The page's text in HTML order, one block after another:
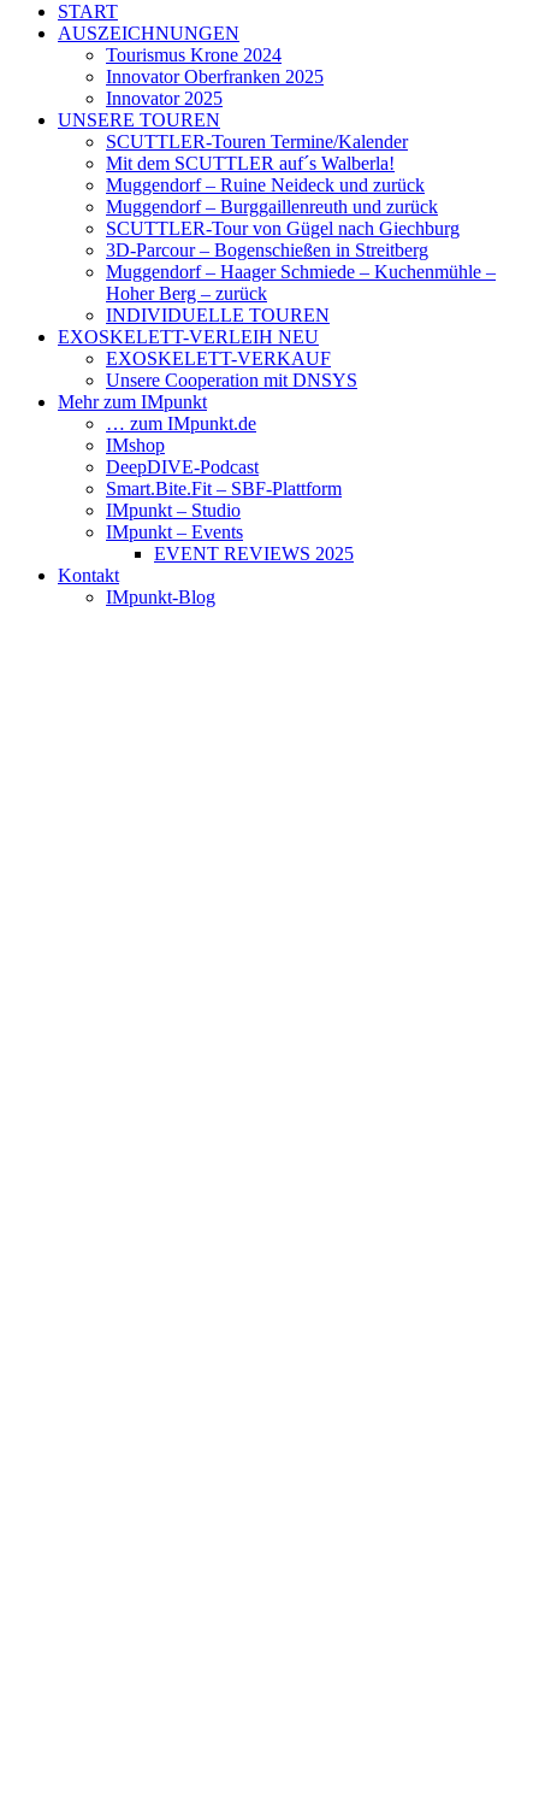
START
AUSZEICHNUNGEN
Tourismus Krone 2024
Innovator Oberfranken 2025
Innovator 2025
UNSERE TOUREN
SCUTTLER-Touren Termine/Kalender
Mit dem SCUTTLER auf´s Walberla!
Muggendorf – Ruine Neideck und zurück
Muggendorf – Burggaillenreuth und zurück
SCUTTLER-Tour von Gügel nach Giechburg
3D-Parcour – Bogenschießen in Streitberg
Muggendorf – Haager Schmiede – Kuchenmühle –
Hoher Berg – zurück
INDIVIDUELLE TOUREN
EXOSKELETT-VERLEIH NEU
EXOSKELETT-VERKAUF
Unsere Cooperation mit DNSYS
Mehr zum IMpunkt
… zum IMpunkt.de
IMshop
DeepDIVE-Podcast
Smart.Bite.Fit – SBF-Plattform
IMpunkt – Studio
IMpunkt – Events
EVENT REVIEWS 2025
Kontakt
IMpunkt-Blog